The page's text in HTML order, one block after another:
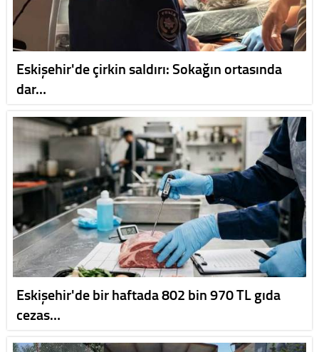
Eskişehir'de çirkin saldırı: Sokağın ortasında
dar…
Eskişehir'de bir haftada 802 bin 970 TL gıda
cezas…